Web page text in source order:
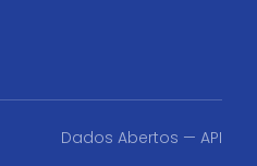
Dados Abertos — API